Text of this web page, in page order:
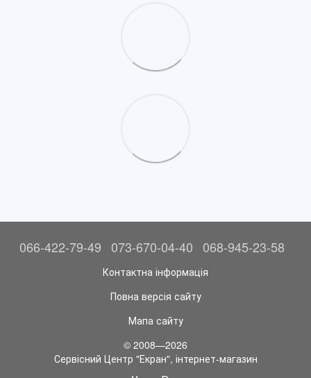
066-422-79-49 073-670-04-40 068-945-23-58
Контактна інформація
Повна версія сайту
Мапа сайту
© 2008—2026
Сервісний Центр "Екран", інтернет-магазин